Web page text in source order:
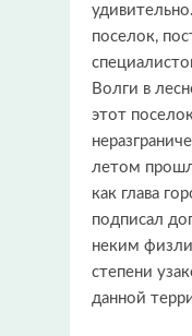
поселок,
Волги в
этот
летом
как глава
подписал
неким
степени
данной